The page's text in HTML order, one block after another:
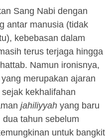
Sang Nabi dengan
antar manusia (tidak
kebebasan dalam
terus terjaga hingga
Namun ironisnya,
merupakan ajaran
kekhalifahan
jahiliyyah yang baru
tahun sebelum
untuk bangkit